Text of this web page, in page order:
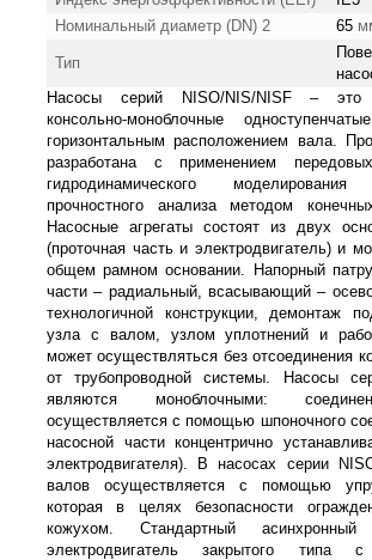
Номинальный диаметр (DN) 2
65
Тип
Насосы серий NISO/NIS/NISF – это
консольно-моноблочные
горизонтальным расположением вала.
разработана с применением
гидродинамического
прочностного анализа методом
Насосные агрегаты состоят из двух
(проточная часть и электродвигатель) и
общем рамном основании. Напорный
части – радиальный, всасывающий –
технологичной конструкции, демонтаж
узла с валом, узлом уплотнений и
может осуществляться без отсоединения
от трубопроводной системы. Насосы
являются моноблочными:
осуществляется с помощью шпоночного
насосной части концентрично
электродвигателя). В насосах серии
валов осуществляется с помощью
которая в целях безопасности
кожухом. Стандартный асинхронный
электродвигатель закрытого типа